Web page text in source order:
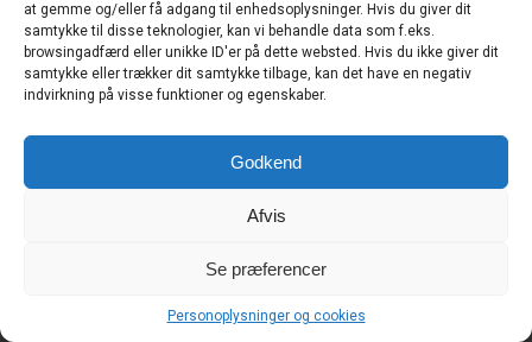
at gemme og/eller få adgang til enhedsoplysninger. Hvis du giver dit
samtykke til disse teknologier, kan vi behandle data som f.eks.
browsingadfærd eller unikke ID'er på dette websted. Hvis du ikke giver dit
samtykke eller trækker dit samtykke tilbage, kan det have en negativ
indvirkning på visse funktioner og egenskaber.
Godkend
Afvis
Se præferencer
Personoplysninger og cookies
Redaktionen:
Christian Granhøj Skouboe
Henrik Baumgarten
Danny Longhi Andreasen
Mathias Majlund Laursen
Salg og jobannoncer:
salg@travelmedianordic.com
Vi tager ansvar for indholdet og er tilmeldt
Siden er udviklet afJHV Media Consult.